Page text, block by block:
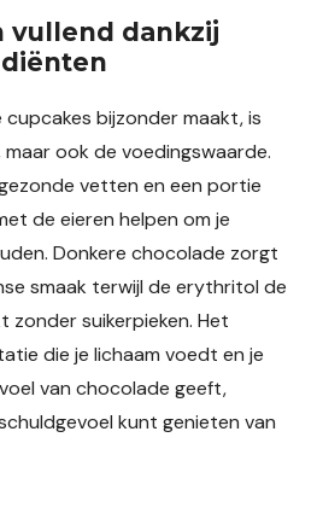
vullend dankzij
bijzonder maakt, is
maar ook de voedingswaarde.
vetten en een portie
de eieren helpen om je
Donkere chocolade zorgt
smaak terwijl de erythritol de
zonder suikerpieken. Het
die je lichaam voedt en je
van chocolade geeft,
kunt genieten van